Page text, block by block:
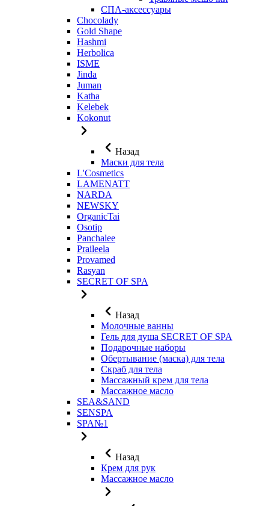
СПА-аксессуары
Chocolady
Gold Shape
Hashmi
Herbolica
ISME
Jinda
Juman
Katha
Kelebek
Kokonut
Назад
Маски для тела
L'Cosmetics
LAMENATT
NARDA
NEWSKY
OrganicTai
Osotip
Panchalee
Praileela
Provamed
Rasyan
SECRET OF SPA
Назад
Молочные ванны
Гель для душа SECRET OF SPA
Подарочные наборы
Обертывание (маска) для тела
Скраб для тела
Массажный крем для тела
Массажное масло
SEA&SAND
SENSPA
SPA№1
Назад
Крем для рук
Массажное масло